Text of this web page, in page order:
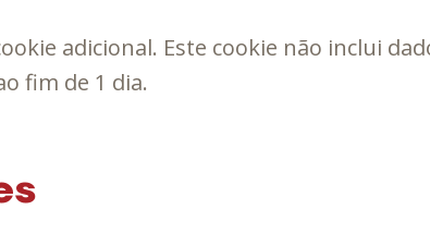
adicional. Este cookie não inclui
fim de 1 dia.